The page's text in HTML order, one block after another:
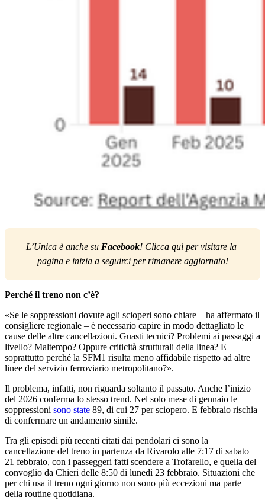
L’Unica è anche su Facebook! Clicca qui per visitare la
pagina e inizia a seguirci per rimanere aggiornato!
Perché il treno non c’è?
«Se le soppressioni dovute agli scioperi sono chiare – ha affermato il
consigliere regionale – è necessario capire in modo dettagliato le
cause delle altre cancellazioni. Guasti tecnici? Problemi ai passaggi a
livello? Maltempo? Oppure criticità strutturali della linea? E
soprattutto perché la SFM1 risulta meno affidabile rispetto ad altre
linee del servizio ferroviario metropolitano?».
Il problema, infatti, non riguarda soltanto il passato. Anche l’inizio
del 2026 conferma lo stesso trend. Nel solo mese di gennaio le
soppressioni sono state 89, di cui 27 per sciopero. E febbraio rischia
di confermare un andamento simile.
Tra gli episodi più recenti citati dai pendolari ci sono la
cancellazione del treno in partenza da Rivarolo alle 7:17 di sabato
21 febbraio, con i passeggeri fatti scendere a Trofarello, e quella del
convoglio da Chieri delle 8:50 di lunedì 23 febbraio. Situazioni che
per chi usa il treno ogni giorno non sono più eccezioni ma parte
della routine quotidiana.